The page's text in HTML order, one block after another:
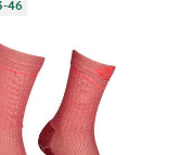
Sie können Ihre
widerrufen.
46